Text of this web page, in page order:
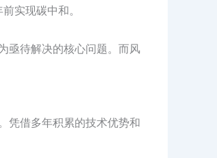
实现碳中和。
亟待解决的核心问题。而风
凭借多年积累的技术优势和